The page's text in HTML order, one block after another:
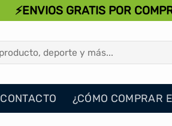
⚡ENVIOS GRATIS POR
CONTACTO ¿CÓMO COMPRAR